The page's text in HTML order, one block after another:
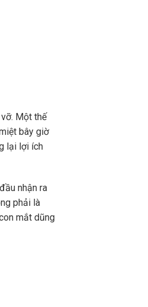
Một thế
bây giờ
lại lợi ích
nhận ra
phải là
mắt dũng